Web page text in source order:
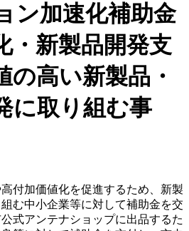
ン加速化補助金
・新製品開発支
の高い新製品・
に取り組む事
付加価値化を促進するため、新製
む中小企業等に対して補助金を交
式アンテナショップに出品するた